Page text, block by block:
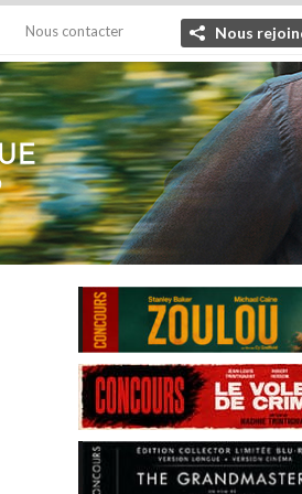
Nous contacter Nous